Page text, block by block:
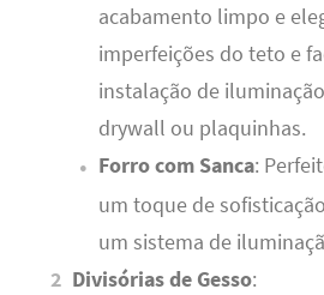
acabamento limpo e
imperfeições do teto e
instalação de
drywall ou plaquinhas.
Forro com Sanca:
um toque de
um sistema de
Divisórias de Gesso: